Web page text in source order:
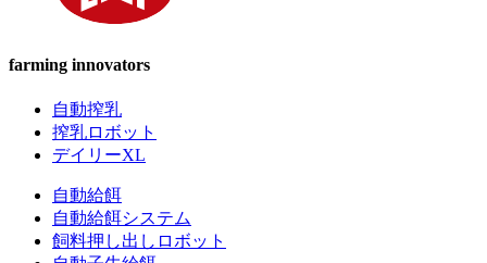
farming innovators
自動搾乳
搾乳ロボット
デイリーXL
自動給餌
自動給餌システム
飼料押し出しロボット